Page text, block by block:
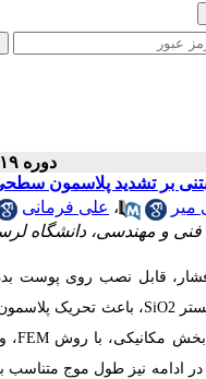
دوره ۱۹، شماره ۴ - ( ۹-۱۴۰۱ )
بر تشدید پلاسمون
میر ، علی فرمانی
فنی و مهندسی، دانشگاه
قابل نصب روی پوست
SiO2، باعث تحریک
بخش مکانیکی، با روش FEM، و
در ادامه نیز طول موج متناسب